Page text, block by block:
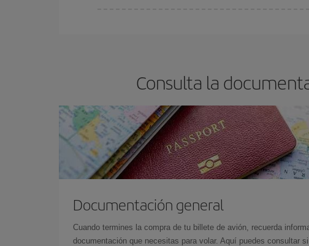
Consulta la
Documentación general
Cuando termines la compra de tu billete de avión, recuerda
documentación que necesitas para volar. Aquí puedes consultar